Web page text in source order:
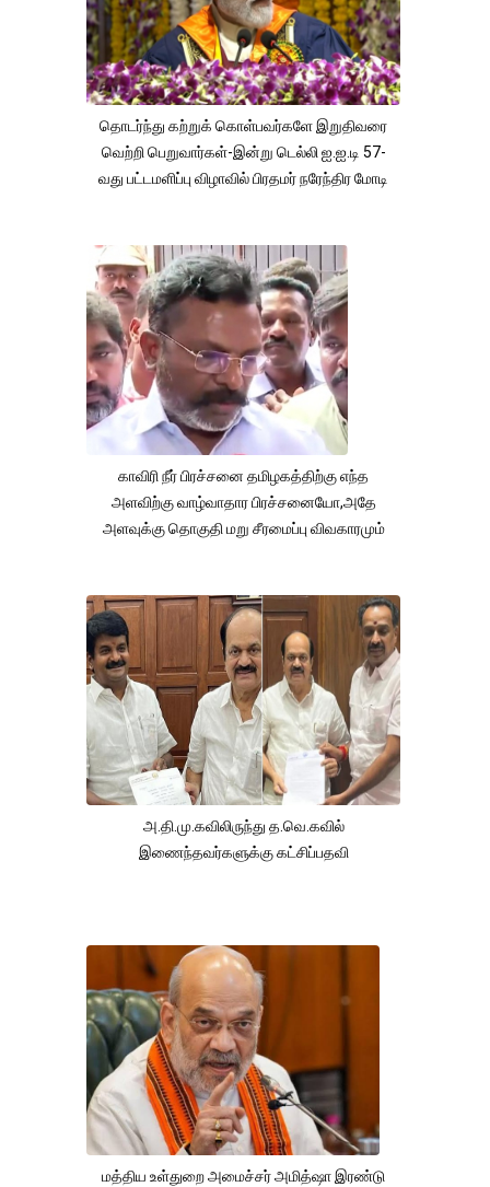
தொடர்ந்து கற்றுக் கொள்பவர்களே இறுதிவரை
வெற்றி பெறுவார்கள்-இன்று டெல்லி ஐ.ஐ.டி 57-
வது பட்டமளிப்பு விழாவில் பிரதமர் நரேந்திர மோடி
காவிரி நீர் பிரச்சனை தமிழகத்திற்கு எந்த
அளவிற்கு வாழ்வாதார பிரச்சனையோ,அதே
அளவுக்கு தொகுதி மறு சீரமைப்பு விவகாரமும்
அ.தி.மு.கவிலிருந்து த.வெ.கவில்
இணைந்தவர்களுக்கு கட்சிப்பதவி
மத்திய உள்துறை அமைச்சர் அமித்ஷா இரண்டு